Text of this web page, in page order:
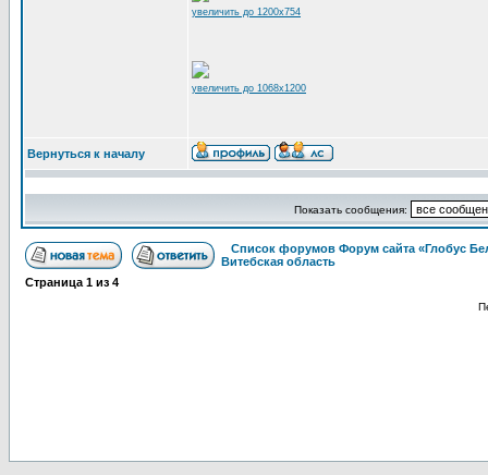
увеличить до 1200x754
увеличить до 1068x1200
Вернуться к началу
Показать сообщения:
Список форумов Форум сайта «Глобус
Витебская область
Страница 1 из 4